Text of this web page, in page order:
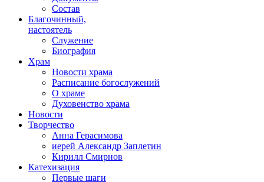
Состав
Благочинный,
настоятель
Служение
Биография
Храм
Новости храма
Расписание богослужений
О храме
Духовенство храма
Новости
Творчество
Анна Герасимова
иерей Александр Заплетин
Кирилл Смирнов
Катехизация
Первые шаги